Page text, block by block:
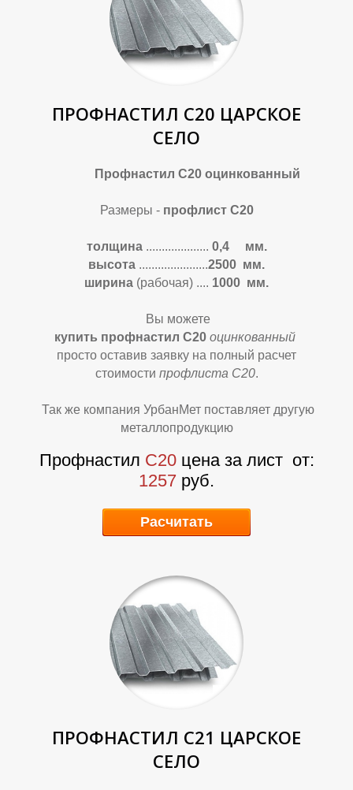
К
А
ПРОФНАСТИЛ С20 ЦАРСКОЕ
СЕЛО
Профнастил С20 оцинкованный
Размеры - профлист С20
толщина .................... 0,4 мм.
высота ......................2500 мм.
ширина (рабочая) .... 1000 мм.
Вы можете
купить профнастил С20 оцинкованный
просто оставив заявку на полный расчет
стоимости профлиста С20.
Так же компания УрбанМет поставляет другую
металлопродукцию
Профнастил С20 цена за лист от:
1257 руб.
Расчитать
ПРОФНАСТИЛ С21 ЦАРСКОЕ
СЕЛО
К
А